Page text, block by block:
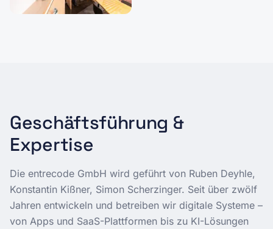
Geschäftsführung &
Expertise
Die entrecode GmbH wird geführt von Ruben Deyhle,
Konstantin Kißner, Simon Scherzinger. Seit über zwölf
Jahren entwickeln und betreiben wir digitale Systeme –
von Apps und SaaS-Plattformen bis zu KI-Lösungen